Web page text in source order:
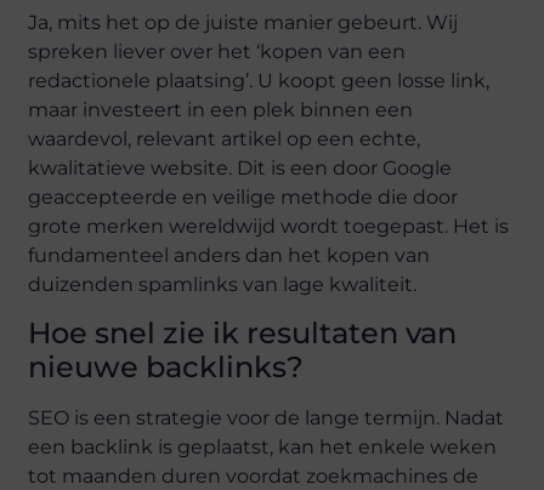
Ja, mits het op de juiste manier gebeurt. Wij
spreken liever over het ‘kopen van een
redactionele plaatsing’. U koopt geen losse link,
maar investeert in een plek binnen een
waardevol, relevant artikel op een echte,
kwalitatieve website. Dit is een door Google
geaccepteerde en veilige methode die door
grote merken wereldwijd wordt toegepast. Het is
fundamenteel anders dan het kopen van
duizenden spamlinks van lage kwaliteit.
Hoe snel zie ik resultaten van
nieuwe backlinks?
SEO is een strategie voor de lange termijn. Nadat
een backlink is geplaatst, kan het enkele weken
tot maanden duren voordat zoekmachines de